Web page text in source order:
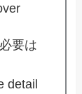
要は
detail